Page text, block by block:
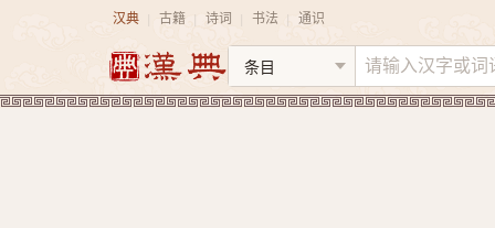
汉典 古籍 诗词 书法 通识